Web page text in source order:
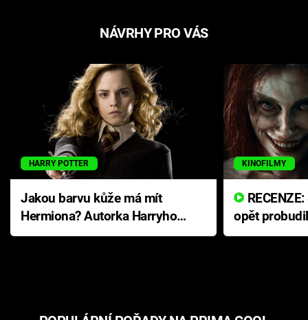
NÁVRHY PRO VÁS
HARRY POTTER
Jakou barvu kůže má mít
Hermiona? Autorka Harryho
Pottera přišla s ráznou
KINOFILMY
opět
přichází s